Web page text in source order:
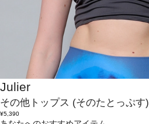
Julier
その他トップス (そのたとっぷす)
¥5,390